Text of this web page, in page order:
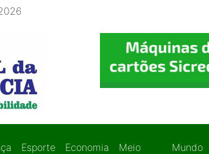
Esporte Economia
Meio
Mundo